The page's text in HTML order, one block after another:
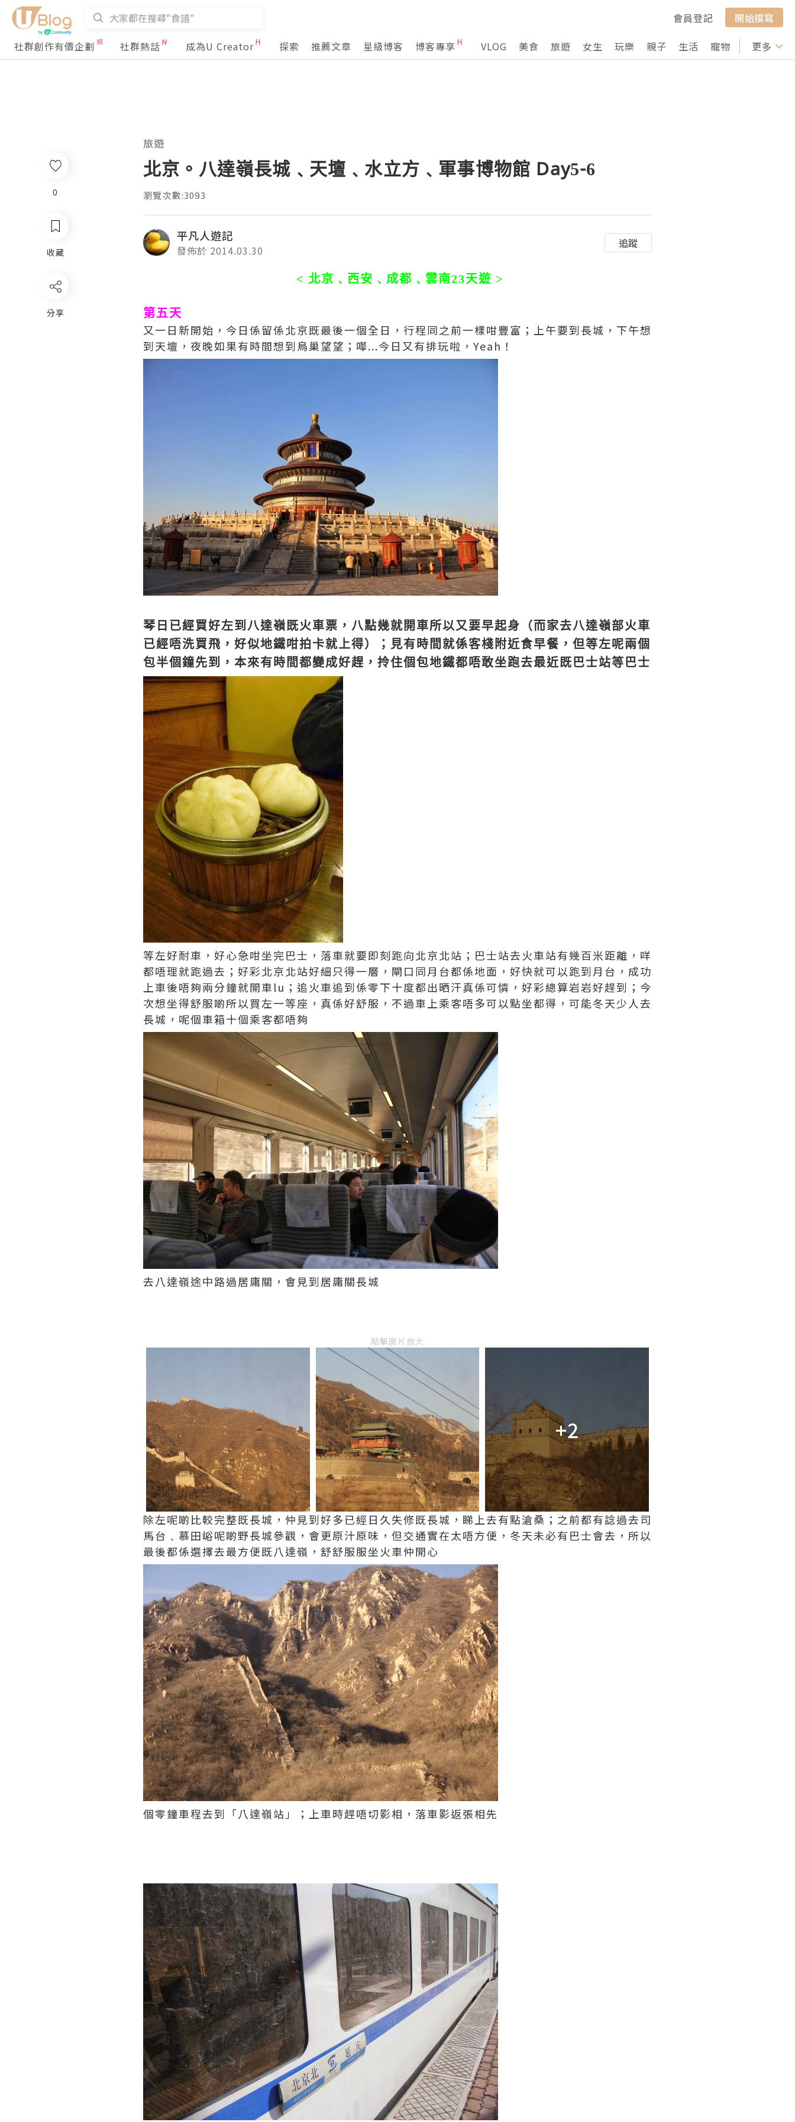
會員登記
開始撰寫
社群創作有價企劃
社群熱話 成為U Creator 探索 推薦文章 星級博客 博客專享 VLOG 美食 旅遊 女生 玩樂 親子 生活 寵物 行山 打卡
更多
0
收藏
分享
旅遊
北京。八達嶺長城﹑天壇﹑水立方﹑軍事博物館 Day5-6
瀏覽次數:3093
平凡人遊記
發佈於 2014.03.30
追蹤
< 北京﹑西安﹑成都﹑雲南23天遊 >
第五天
又一日新開始，今日係留係北京既最後一個全日，行程同之前一樣咁豐富；上午要到長城，下午想
到天壇，夜晚如果有時間想到鳥巢望望；嘩...今日又有排玩啦，Yeah！
琴日已經買好左到八達嶺既火車票，八點幾就開車所以又要早起身（而家去八達嶺部火車
已經唔洗買飛，好似地鐵咁拍卡就上得）；見有時間就係客棧附近食早餐，但等左呢兩個
包半個鐘先到，本來有時間都變成好趕，拎住個包地鐵都唔敢坐跑去最近既巴士站等巴士
等左好耐車，好心急咁坐完巴士，落車就要即刻跑向北京北站；巴士站去火車站有幾百米距離，咩
都唔理就跑過去；好彩北京北站好細只得一層，閘口同月台都係地面，好快就可以跑到月台，成功
上車後唔夠兩分鐘就開車lu；追火車追到係零下十度都出晒汗真係可憐，好彩總算岩岩好趕到；今
次想坐得舒服啲所以買左一等座，真係好舒服，不過車上乘客唔多可以點坐都得，可能冬天少人去
長城，呢個車箱十個乘客都唔夠
去八達嶺途中路過居庸關，會見到居庸關長城
點擊圖片放大
+2
除左呢啲比較完整既長城，仲見到好多已經日久失修既長城，睇上去有點滄桑；之前都有諗過去司
馬台﹑慕田峪呢啲野長城參觀，會更原汁原味，但交通實在太唔方便，冬天未必有巴士會去，所以
最後都係選擇去最方便既八達嶺，舒舒服服坐火車仲開心
個零鐘車程去到「八達嶺站」；上車時趕唔切影相，落車影返張相先